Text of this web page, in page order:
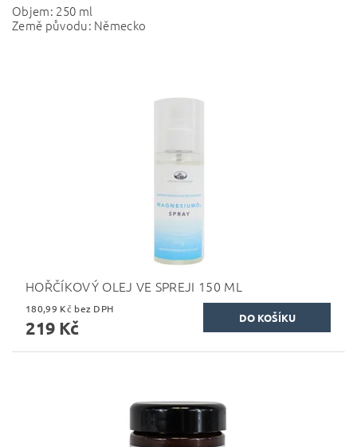
Objem: 250 ml
Země původu: Německo
HOŘČÍKOVÝ OLEJ VE SPREJI 150 ML
180,99 Kč bez DPH
219 Kč